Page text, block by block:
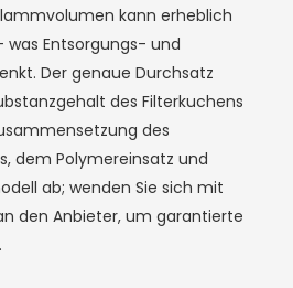
kann erheblich
was Entsorgungs- und
Der genaue Durchsatz
des Filterkuchens
des
dem Polymereinsatz und
ab; wenden Sie sich mit
den Anbieter, um garantierte